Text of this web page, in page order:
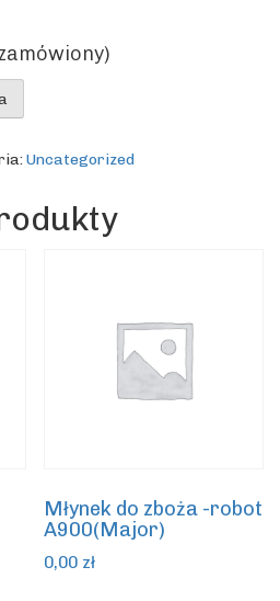
Uncategorized
Młynek do zboża -robot
A900(Major)
0,00 zł